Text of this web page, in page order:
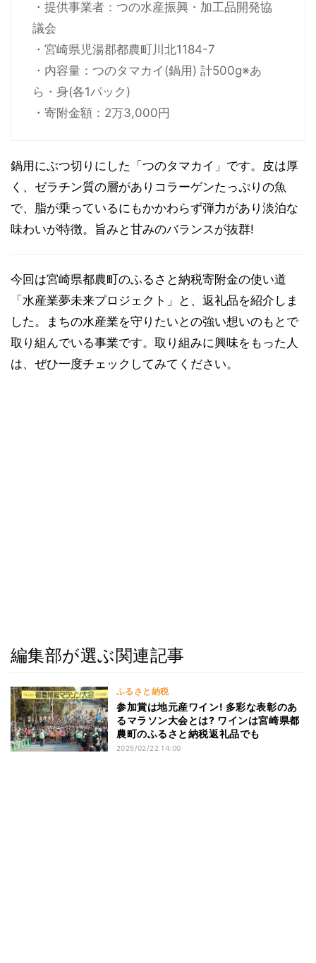
・提供事業者：つの水産振興・加工品開発協
議会
・宮崎県児湯郡都農町川北1184-7
・内容量：つのタマカイ(鍋用) 計500g※あ
ら・身(各1パック)
・寄附金額：2万3,000円
鍋用にぶつ切りにした「つのタマカイ」です。皮は厚
く、ゼラチン質の層がありコラーゲンたっぷりの魚
で、脂が乗っているにもかかわらず弾力があり淡泊な
味わいが特徴。旨みと甘みのバランスが抜群!
今回は宮崎県都農町のふるさと納税寄附金の使い道
「水産業夢未来プロジェクト」と、返礼品を紹介しま
した。まちの水産業を守りたいとの強い想いのもとで
取り組んでいる事業です。取り組みに興味をもった人
は、ぜひ一度チェックしてみてください。
編集部が選ぶ関連記事
ふるさと納税
参加賞は地元産ワイン! 多彩な表彰のあ
るマラソン大会とは? ワインは宮崎県都
農町のふるさと納税返礼品でも
2025/02/22 14:00